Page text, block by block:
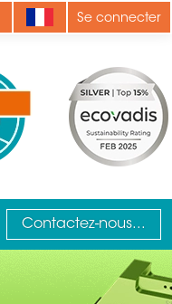
Se connecter
Contactez-nous...